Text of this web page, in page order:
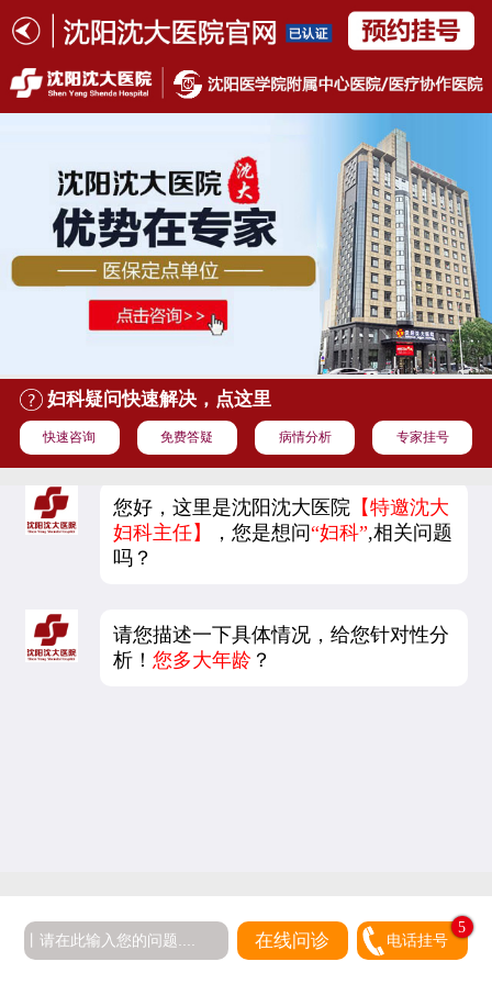
妇科疑问快速解决，点这里
快速咨询 免费答疑 病情分析 专家挂号
您好，这里是沈阳沈大医院 【特邀沈大
妇科主任】
，您是想问“妇科”,相关问题
吗？
请您描述一下具体情况，给您针对性分
析！您多大年龄 ？
在线问诊 电话挂号
5